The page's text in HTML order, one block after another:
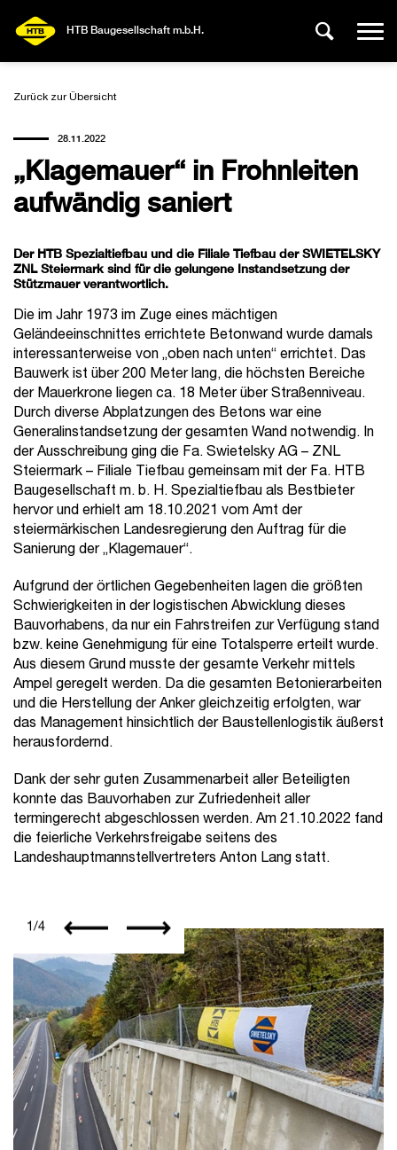
HTB Baugesellschaft m.b.H.
Zurück zur Übersicht
28.11.2022
„Klagemauer“ in Frohnleiten
aufwändig saniert
Der HTB Spezialtiefbau und die Filiale Tiefbau der SWIETELSKY
ZNL Steiermark sind für die gelungene Instandsetzung der
Stützmauer verantwortlich.
Die im Jahr 1973 im Zuge eines mächtigen
Geländeeinschnittes errichtete Betonwand wurde damals
interessanterweise von „oben nach unten“ errichtet. Das
Bauwerk ist über 200 Meter lang, die höchsten Bereiche
der Mauerkrone liegen ca. 18 Meter über Straßenniveau.
Durch diverse Abplatzungen des Betons war eine
Generalinstandsetzung der gesamten Wand notwendig. In
der Ausschreibung ging die Fa. Swietelsky AG – ZNL
Steiermark – Filiale Tiefbau gemeinsam mit der Fa. HTB
Baugesellschaft m. b. H. Spezialtiefbau als Bestbieter
hervor und erhielt am 18.10.2021 vom Amt der
steiermärkischen Landesregierung den Auftrag für die
Sanierung der „Klagemauer“.
Aufgrund der örtlichen Gegebenheiten lagen die größten
Schwierigkeiten in der logistischen Abwicklung dieses
Bauvorhabens, da nur ein Fahrstreifen zur Verfügung stand
bzw. keine Genehmigung für eine Totalsperre erteilt wurde.
Aus diesem Grund musste der gesamte Verkehr mittels
Ampel geregelt werden. Da die gesamten Betonierarbeiten
und die Herstellung der Anker gleichzeitig erfolgten, war
das Management hinsichtlich der Baustellenlogistik äußerst
herausfordernd.
Dank der sehr guten Zusammenarbeit aller Beteiligten
konnte das Bauvorhaben zur Zufriedenheit aller
termingerecht abgeschlossen werden. Am 21.10.2022 fand
die feierliche Verkehrsfreigabe seitens des
Landeshauptmannstellvertreters Anton Lang statt.
1 /4